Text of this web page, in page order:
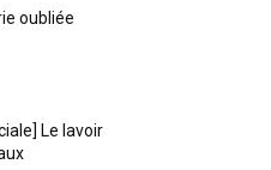
oubliée
Le lavoir